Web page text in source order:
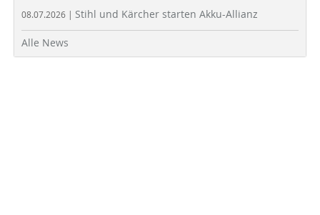
08.07.2026 | Stihl und Kärcher starten Akku-Allianz
Alle News